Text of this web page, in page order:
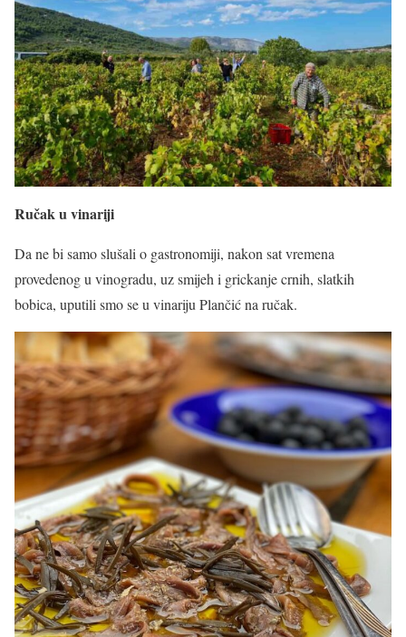
Ručak u vinariji
Da ne bi samo slušali o gastronomiji, nakon sat vremena
provedenog u vinogradu, uz smijeh i grickanje crnih, slatkih
bobica, uputili smo se u vinariju Plančić na ručak.